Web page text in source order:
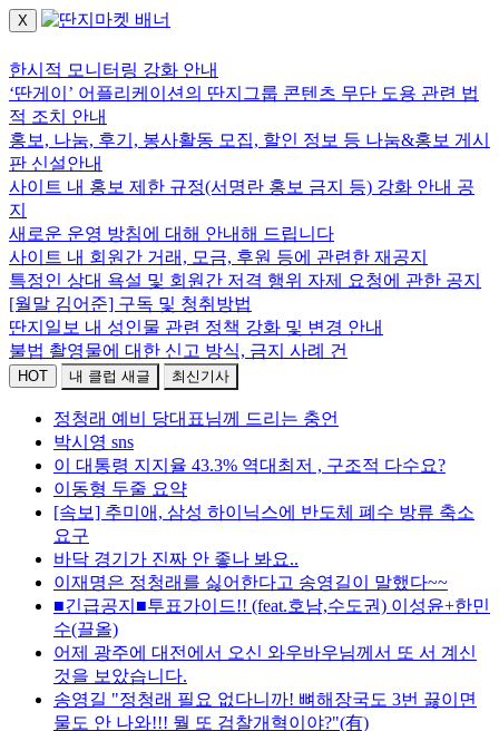
X
한시적 모니터링 강화 안내
‘딴게이’ 어플리케이션의 딴지그룹 콘텐츠 무단 도용 관련 법
적 조치 안내
홍보, 나눔, 후기, 봉사활동 모집, 할인 정보 등 나눔&홍보 게시
판 신설안내
사이트 내 홍보 제한 규정(서명란 홍보 금지 등) 강화 안내 공
지
새로운 운영 방침에 대해 안내해 드립니다
사이트 내 회원간 거래, 모금, 후원 등에 관련한 재공지
특정인 상대 욕설 및 회원간 저격 행위 자제 요청에 관한 공지
[월말 김어준] 구독 및 청취방법
딴지일보 내 성인물 관련 정책 강화 및 변경 안내
불법 촬영물에 대한 신고 방식, 금지 사례 건
HOT 내 클럽 새글 최신기사
정청래 예비 당대표님께 드리는 충언
박시영 sns
이 대통령 지지율 43.3% 역대최저 , 구조적 다수요?
이동형 두줄 요약
[속보] 추미애, 삼성 하이닉스에 반도체 폐수 방류 축소
요구
바닥 경기가 진짜 안 좋나 봐요..
이재명은 정청래를 싫어한다고 송영길이 말했다~~
■긴급공지■투표가이드!! (feat.호남,수도권) 이성윤+한민
수(끌올)
어제 광주에 대전에서 오신 와우바우님께서 또 서 계신
것을 보았습니다.
송영길 "정청래 필요 없다니까! 뼈해장국도 3번 끓이면
물도 안 나와!!! 뭘 또 검찰개혁이야?"(有)